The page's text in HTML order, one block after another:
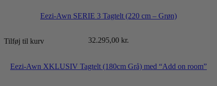
Eezi-Awn SERIE 3 Tagtelt (220 cm – Grøn)
32.295,00 kr.
Tilføj til kurv
Eezi-Awn XKLUSIV Tagtelt (180cm Grå) med “Add on room”